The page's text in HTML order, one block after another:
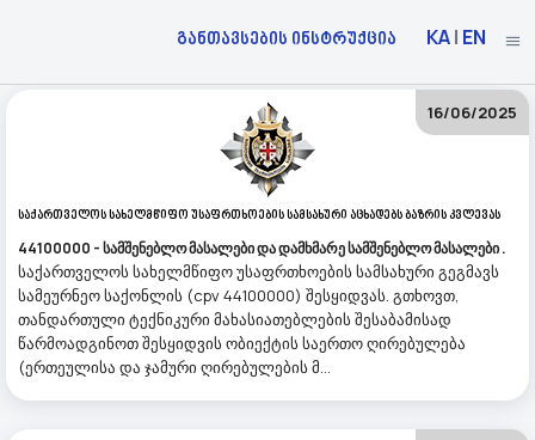
განთავსების ინსტრუქცია KA| EN
Საქართველოს Სახელმწიფო Უსაფრთხოების Სამსახური Აცხადებს Ბაზრის Კვლევას
44100000 - სამშენებლო მასალები და დამხმარე სამშენებლო მასალები .
16/06/2025
საქართველოს სახელმწიფო უსაფრთხოების სამსახური გეგმავს
სამეურნეო საქონლის (cpv 44100000) შესყიდვას. გთხოვთ,
თანდართული ტექნიკური მახასიათებლების შესაბამისად
წარმოადგინოთ შესყიდვის ობიექტის საერთო ღირებულება
(ერთეულისა და ჯამური ღირებულების მ...